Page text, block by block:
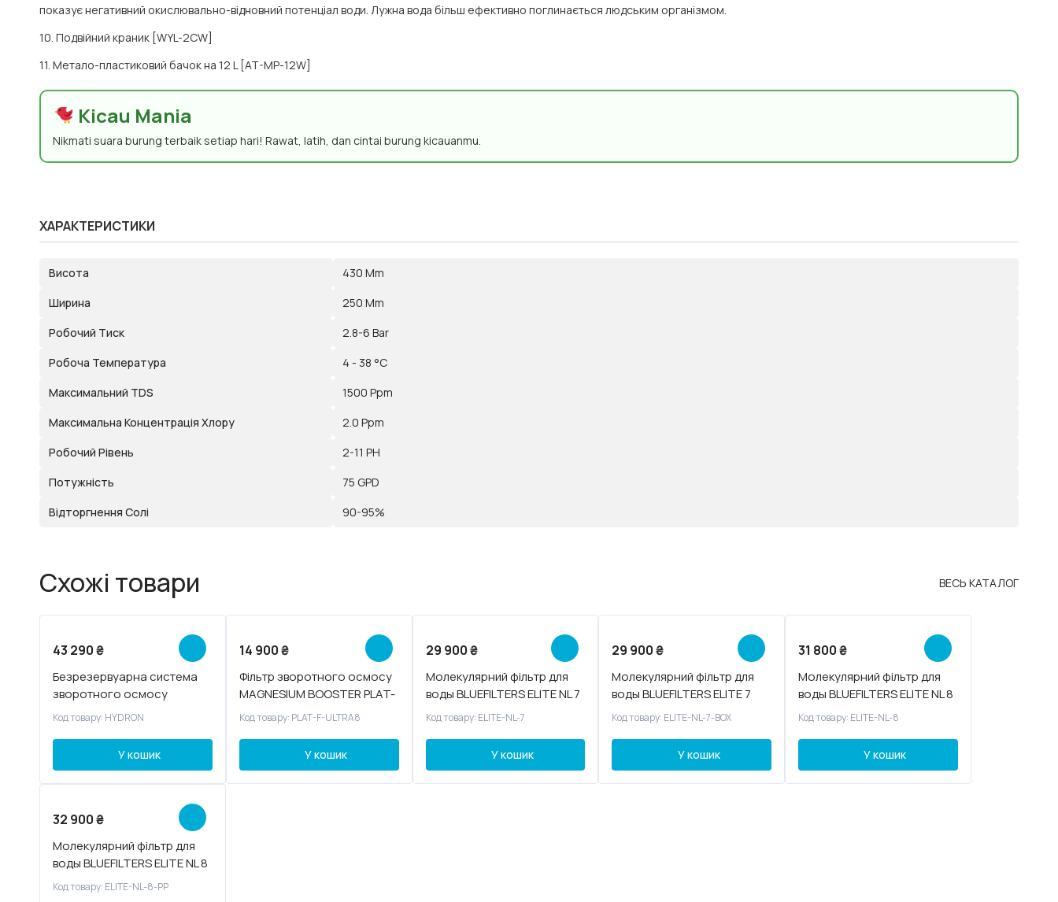
показує негативний окислювально-відновний потенціал води. Лужна вода більш ефективно поглинається людським організмом.
10. Подвійний краник [WYL-2CW]
11. Метало-пластиковий бачок на 12 L [AT-MP-12W]
Kicau Mania
Nikmati suara burung terbaik setiap hari! Rawat, latih, dan cintai burung kicauanmu.
ХАРАКТЕРИСТИКИ
Висота
430 Mm
Ширина
250 Mm
Робочий Тиск
2.8-6 Bar
Робоча Температура
4 - 38 °С
Максимальний TDS
1500 Ppm
Максимальна Концентрація Хлору
2.0 Ppm
Робочий Рівень
2-11 PH
Потужність
75 GPD
Відторгнення Солі
90-95%
Схожі товари ВЕСЬ КАТАЛОГ
Новинка
43 290₴
Безрезервуарна система
зворотного осмосу
HYDRION
Код товару: HYDRON
У кошик
Новинка
14 900₴
Фільтр зворотного осмосу
MAGNESIUM BOOSTER PLAT-
F-ULTRA8
Код товару: PLAT-F-ULTRA8
У кошик
29 900₴
Молекулярний фільтр для
воды BLUEFILTERS ELITE NL 7
Код товару: ELITE-NL-7
У кошик
29 900₴
Молекулярний фільтр для
воды BLUEFILTERS ELITE 7
BOX
Код товару: ELITE-NL-7-BOX
У кошик
31 800₴
Молекулярний фільтр для
воды BLUEFILTERS ELITE NL 8
Код товару: ELITE-NL-8
У кошик
32 900₴
Молекулярний фільтр для
воды BLUEFILTERS ELITE NL 8
PP
Код товару: ELITE-NL-8-PP